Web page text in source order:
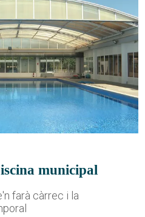
municipal
farà càrrec i la